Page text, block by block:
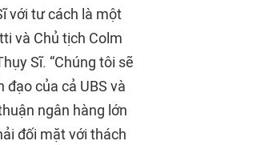
với tư cách là một
và Chủ tịch Colm
Sĩ. “Chúng tôi sẽ
của cả UBS và
ngân hàng lớn
đối mặt với thách